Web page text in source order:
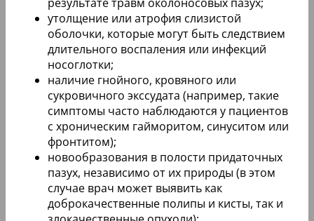
результате травм околоносовых пазух;
утолщение или атрофия слизистой
оболочки, которые могут быть следствием
длительного воспаления или инфекций
носоглотки;
наличие гнойного, кровяного или
сукровичного экссудата (например, такие
симптомы часто наблюдаются у пациентов
с хроническим гайморитом, синуситом или
фронтитом);
новообразования в полости придаточных
пазух, независимо от их природы (в этом
случае врач может выявить как
доброкачественные полипы и кисты, так и